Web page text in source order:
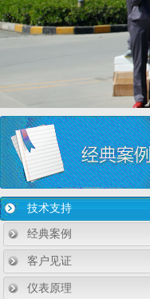
技术支持
经典案例
客户见证
仪表原理